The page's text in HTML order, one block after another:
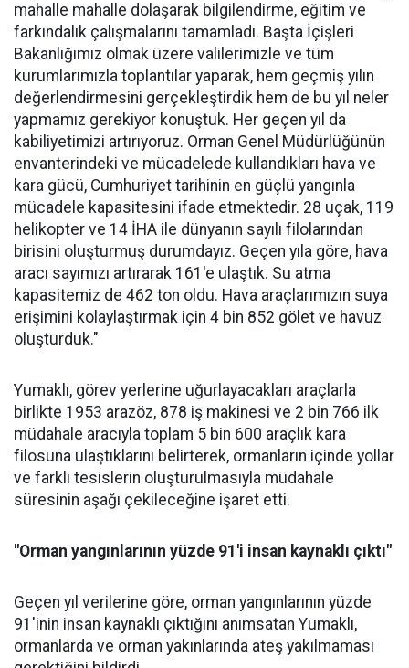
mahalle mahalle dolaşarak bilgilendirme, eğitim ve
farkındalık çalışmalarını tamamladı. Başta İçişleri
Bakanlığımız olmak üzere valilerimizle ve tüm
kurumlarımızla toplantılar yaparak, hem geçmiş yılın
değerlendirmesini gerçekleştirdik hem de bu yıl neler
yapmamız gerekiyor konuştuk. Her geçen yıl da
kabiliyetimizi artırıyoruz. Orman Genel Müdürlüğünün
envanterindeki ve mücadelede kullandıkları hava ve
kara gücü, Cumhuriyet tarihinin en güçlü yangınla
mücadele kapasitesini ifade etmektedir. 28 uçak, 119
helikopter ve 14 İHA ile dünyanın sayılı filolarından
birisini oluşturmuş durumdayız. Geçen yıla göre, hava
aracı sayımızı artırarak 161'e ulaştık. Su atma
kapasitemiz de 462 ton oldu. Hava araçlarımızın suya
erişimini kolaylaştırmak için 4 bin 852 gölet ve havuz
oluşturduk."
Yumaklı, görev yerlerine uğurlayacakları araçlarla
birlikte 1953 arazöz, 878 iş makinesi ve 2 bin 766 ilk
müdahale aracıyla toplam 5 bin 600 araçlık kara
filosuna ulaştıklarını belirterek, ormanların içinde yollar
ve farklı tesislerin oluşturulmasıyla müdahale
süresinin aşağı çekileceğine işaret etti.
"Orman yangınlarının yüzde 91'i insan kaynaklı çıktı"
Geçen yıl verilerine göre, orman yangınlarının yüzde
91'inin insan kaynaklı çıktığını anımsatan Yumaklı,
ormanlarda ve orman yakınlarında ateş yakılmaması